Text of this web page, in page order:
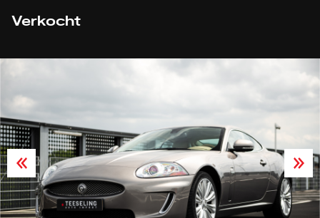
Verkocht